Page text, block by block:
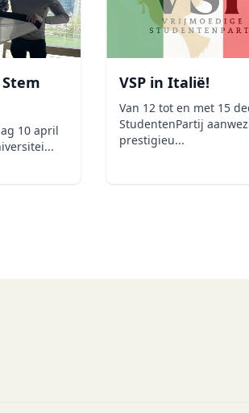
10 april
VSP in Italië!
Van 12 tot en met 15
StudentenPartij
prestigieu...